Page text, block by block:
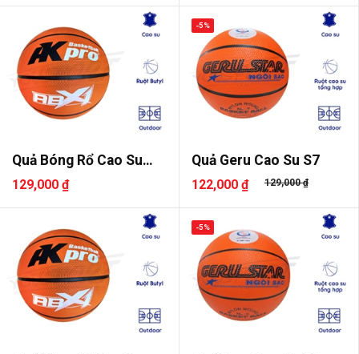
Quả Bóng Rổ Cao Su
AKpro ABX..
129,000 ₫
Quả Geru Cao Su S7
122,000 ₫ 129,000 ₫
-5%
-5%